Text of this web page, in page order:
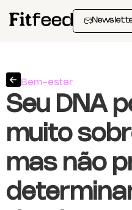
Bem-estar
Seu DNA
muito
mas não